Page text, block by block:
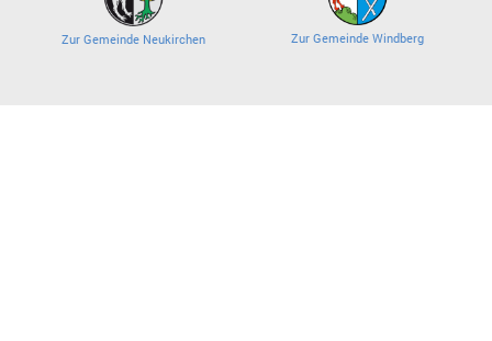
Zur Gemeinde Neukirchen Zur Gemeinde Windberg